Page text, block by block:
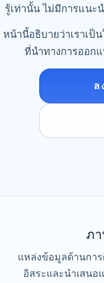
รู้เท่านั้น ไม่มีการแนะ
หน้านี้อธิบายว่าเราเป็
ที่นำทางการออก
ล
ภ
แหล่งข้อมูลด้านการ
อิสระและนำเสน